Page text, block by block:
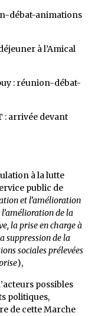
débat-animations
à l’Amical
: réunion-débat-
: arrivée devant
à la lutte
public de
et l’amélioration
de la
la prise en charge à
suppression de la
sociales prélevées
),
possibles
politiques,
de cette Marche